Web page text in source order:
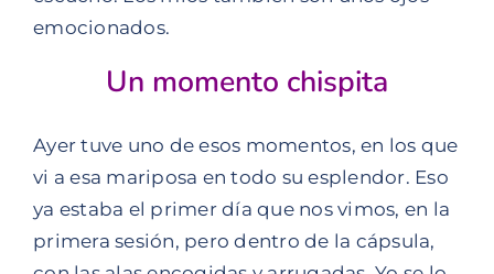
emocionados.
Un momento chispita
Ayer tuve uno de esos momentos, en los que
vi a esa mariposa en todo su esplendor. Eso
ya estaba el primer día que nos vimos, en la
primera sesión, pero dentro de la cápsula,